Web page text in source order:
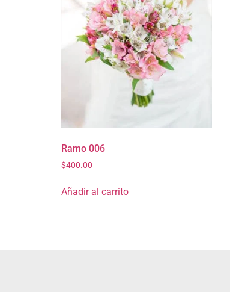
Ramo 006
$400.00
Añadir al carrito